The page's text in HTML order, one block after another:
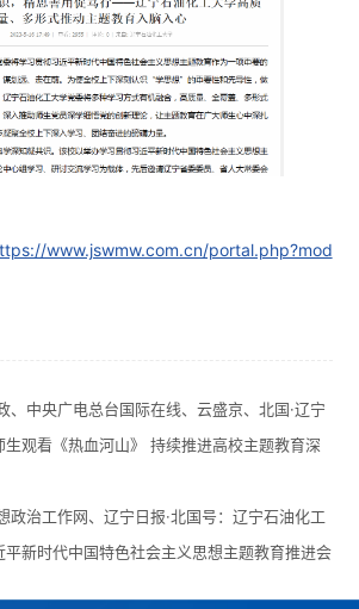
www.jswmw.com.cn/portal.php?mod
、中央广电总台国际在线、云盛京、北国·辽宁
生观看《热血河山》 持续推进高校主题教育深
政治工作网、辽宁日报·北国号：辽宁石油化工
新时代中国特色社会主义思想主题教育推进会